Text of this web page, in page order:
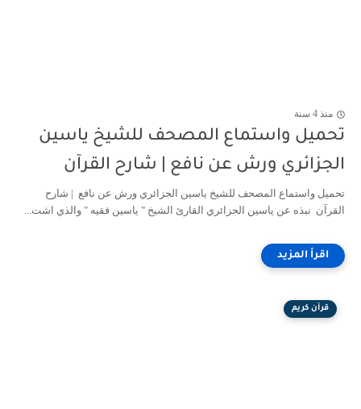
منذ 4 سنة
تحميل واستماع المصحف للشيخ ياسين
الجزائري ورش عن نافع | شارح القرآن
تحميل واستماع المصحف للشيخ ياسين الجزائري ورش عن نافع | شارح
القرآن نبذه عن ياسين الجزائري القارئ الشيخ " ياسين فقيه " والذي اشت...
قرآن كريم